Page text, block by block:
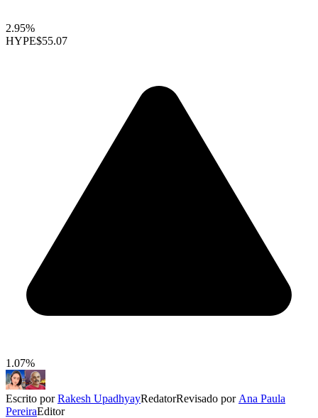
2.95%
HYPE$55.07
1.07%
Escrito porRakesh UpadhyayRedatorRevisado por Ana Paula
PereiraEditor